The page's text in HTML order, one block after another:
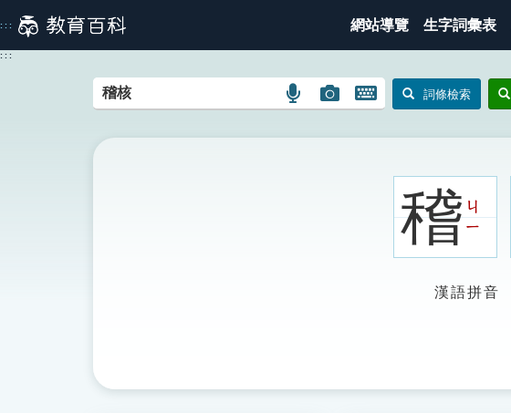
到
主
::: 網站導覽 生字詞彙表
:::
語
搜
圖
搜
開
鍵
詞條檢索
稽ㄐ
ㄧ
漢語拼音